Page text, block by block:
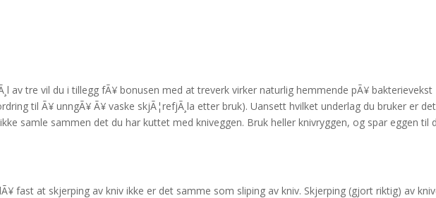
av tre vil du i tillegg fÃ¥ bonusen med at treverk virker naturlig hemmende pÃ¥ bakterievekst
til Ã¥ unngÃ¥ Ã¥ vaske skjÃ¦refjÃ¸la etter bruk). Uansett hvilket underlag du bruker er det
samle sammen det du har kuttet med kniveggen. Bruk heller knivryggen, og spar eggen til
fast at skjerping av kniv ikke er det samme som sliping av kniv. Skjerping (gjort riktig) av